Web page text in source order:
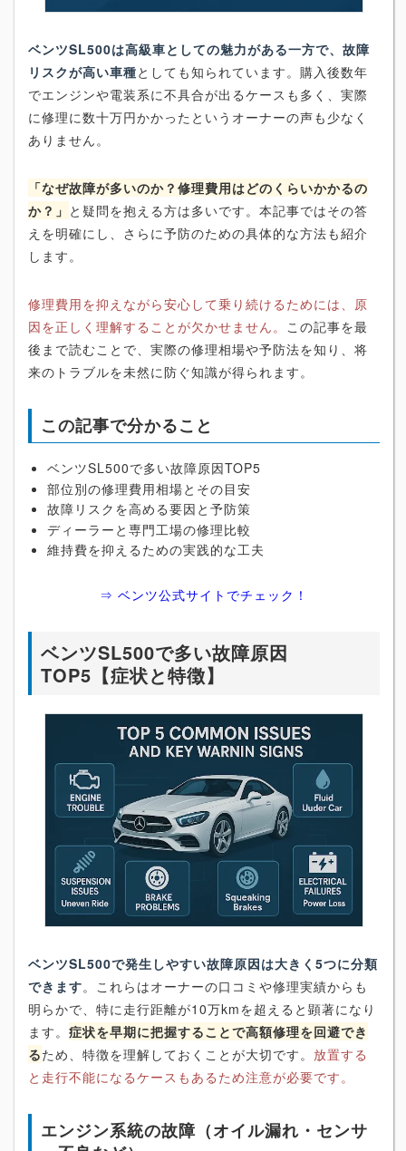
ベンツSL500は高級車としての魅力がある一方で、故障
リスクが高い車種としても知られています。購入後数年
でエンジンや電装系に不具合が出るケースも多く、実際
に修理に数十万円かかったというオーナーの声も少なく
ありません。
「なぜ故障が多いのか？修理費用はどのくらいかかるの
か？」 と疑問を抱える方は多いです。本記事ではその答
えを明確にし、さらに予防のための具体的な方法も紹介
します。
修理費用を抑えながら安心して乗り続けるためには、原
因を正しく理解することが欠かせません。 この記事を最
後まで読むことで、実際の修理相場や予防法を知り、将
来のトラブルを未然に防ぐ知識が得られます。
この記事で分かること
ベンツSL500で多い故障原因TOP5
部位別の修理費用相場とその目安
故障リスクを高める要因と予防策
ディーラーと専門工場の修理比較
維持費を抑えるための実践的な工夫
⇒ ベンツ公式サイトでチェック！
ベンツSL500で多い故障原因
TOP5【症状と特徴】
ベンツSL500で発生しやすい故障原因は大きく5つに分類
できます。これらはオーナーの口コミや修理実績からも
明らかで、特に走行距離が10万kmを超えると顕著になり
ます。 症状を早期に把握することで高額修理を回避でき
るため、特徴を理解しておくことが大切です。 放置する
と走行不能になるケースもあるため注意が必要です。
エンジン系統の故障（オイル漏れ・センサ